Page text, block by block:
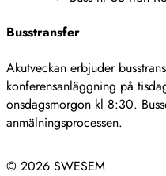
Busstransfer
Akutveckan erbjuder
konferensanläggning på
onsdagsmorgon kl 8:30.
anmälningsprocessen.
© 2026